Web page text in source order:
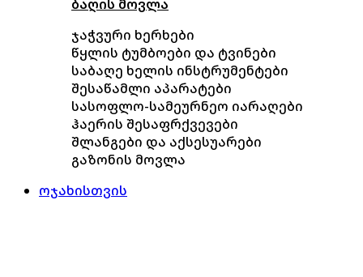
ბაღის მოვლა
ჯაჭვური ხერხები
წყლის ტუმბოები და ტვინები
საბაღე ხელის ინსტრუმენტები
შესაწამლი აპარატები
სასოფლო-სამეურნეო იარაღები
ჰაერის შესაფრქვევები
შლანგები და აქსესუარები
გაზონის მოვლა
ოჯახისთვის